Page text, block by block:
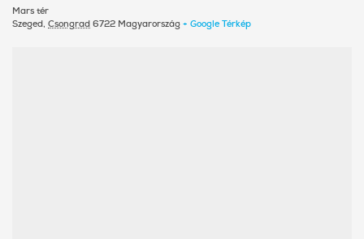
Mars tér
Szeged, Csongrad 6722 Magyarország + Google Térkép